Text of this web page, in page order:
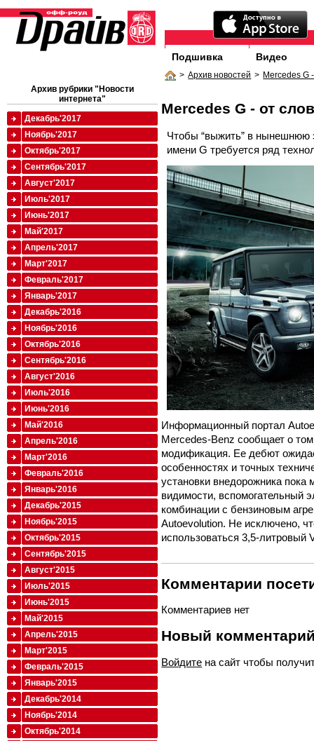
Подшивка Видео
> Архив новостей > Mercedes G
Mercedes G - от
Чтобы “выжить” в нынешнюю
имени G требуется ряд
Информационный портал
Mercedes-Benz сообщает о
модификация. Ее дебют
особенностях и точных
установки внедорожника пока
видимости, вспомогательный
комбинации с бензиновым
Autoevolution. Не исключено,
использоваться 3,5-
Комментарии
Комментариев нет
Новый
Войдите на сайт чтобы
Архив рубрики "Новости
интернета"
Декабрь'2017
Ноябрь'2017
Октябрь'2017
Сентябрь'2017
Август'2017
Июль'2017
Июнь'2017
Май'2017
Апрель'2017
Март'2017
Февраль'2017
Январь'2017
Декабрь'2016
Ноябрь'2016
Октябрь'2016
Сентябрь'2016
Август'2016
Июль'2016
Июнь'2016
Май'2016
Апрель'2016
Март'2016
Февраль'2016
Январь'2016
Декабрь'2015
Ноябрь'2015
Октябрь'2015
Сентябрь'2015
Август'2015
Июль'2015
Июнь'2015
Май'2015
Апрель'2015
Март'2015
Февраль'2015
Январь'2015
Декабрь'2014
Ноябрь'2014
Октябрь'2014